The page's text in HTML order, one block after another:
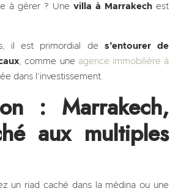
à gérer ? Une villa à Marrakechest
il est primordial de s’entourer de
, comme une agence immobilière à
dans l’investissement.
: Marrakech,
aux multiples
un riad caché dans la médina ou une